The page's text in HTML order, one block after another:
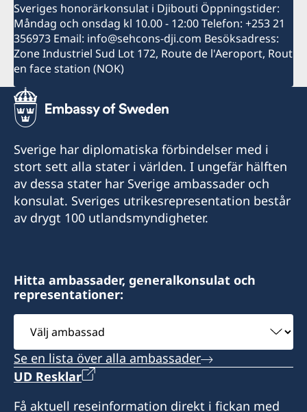
Sveriges honorärkonsulat i Djibouti Öppningstider:
Måndag och onsdag kl 10.00 - 12:00 Telefon: +253 21
356973 Email: info@sehcons-dji.com Besöksadress:
Zone Industriel Sud Lot 172, Route de l'Aeroport, Rout
en face station (NOK)
Sverige har diplomatiska förbindelser med i
stort sett alla stater i världen. I ungefär hälften
av dessa stater har Sverige ambassader och
konsulat. Sveriges utrikesrepresentation består
av drygt 100 utlandsmyndigheter.
Hitta ambassader, generalkonsulat och
representationer:
Välj
ambassad
Se en lista över alla ambassader
UD Resklar
Få aktuell reseinformation direkt i fickan med